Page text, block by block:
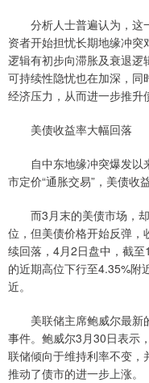
分析人士普遍认为，这
资者开始担忧长期地缘冲
逻辑有初步向滞胀及衰退逻
可持续性隐忧也在加深，
经济压力，从而进一步推升
美债收益率大幅回落
自中东地缘冲突爆发以
市定价“通胀交易”，美债收
而3月末的美债市场，却
位，但美债价格开始反弹
续回落，4月2日盘中，截
的近期高位下行至4.35%附
近。
美联储主席鲍威尔最新
事件。鲍威尔3月30日表示
联储倾向于维持利率不变，
推动了债市的进一步上涨。